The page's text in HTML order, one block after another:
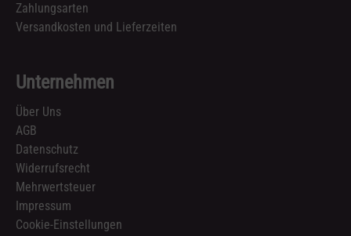
Zahlungsarten
Versandkosten und Lieferzeiten
Unternehmen
Über Uns
AGB
Datenschutz
Widerrufsrecht
Mehrwertsteuer
Impressum
Cookie-Einstellungen